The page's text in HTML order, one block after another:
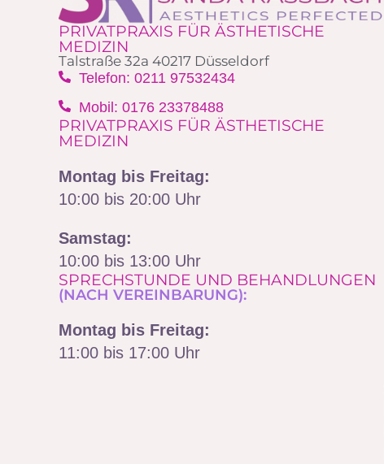
PRIVATPRAXIS FÜR ÄSTHETISCHE
MEDIZIN
Talstraße 32a 40217 Düsseldorf
Telefon: 0211 97532434
Mobil: 0176 23378488‬
PRIVATPRAXIS FÜR ÄSTHETISCHE
MEDIZIN
Montag bis Freitag:
10:00 bis 20:00 Uhr
Samstag:
10:00 bis 13:00 Uhr
SPRECHSTUNDE UND BEHANDLUNGEN
(NACH VEREINBARUNG):
Montag bis Freitag:
11:00 bis 17:00 Uhr